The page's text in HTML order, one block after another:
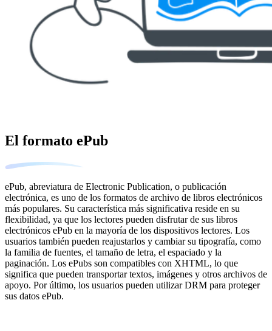
El formato ePub
ePub, abreviatura de Electronic Publication, o publicación
electrónica, es uno de los formatos de archivo de libros electrónicos
más populares. Su característica más significativa reside en su
flexibilidad, ya que los lectores pueden disfrutar de sus libros
electrónicos ePub en la mayoría de los dispositivos lectores. Los
usuarios también pueden reajustarlos y cambiar su tipografía, como
la familia de fuentes, el tamaño de letra, el espaciado y la
paginación. Los ePubs son compatibles con XHTML, lo que
significa que pueden transportar textos, imágenes y otros archivos de
apoyo. Por último, los usuarios pueden utilizar DRM para proteger
sus datos ePub.